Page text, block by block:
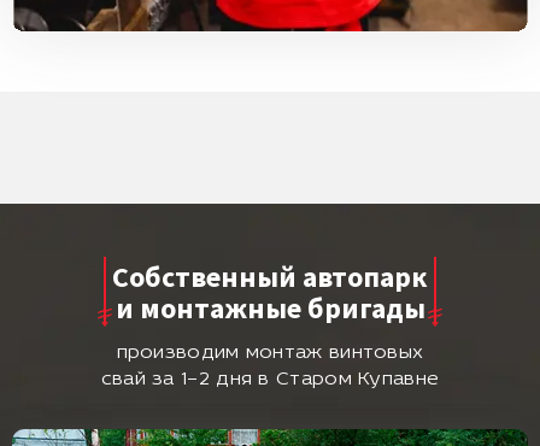
Собственный автопарк
и монтажные бригады
производим монтаж винтовых
свай за 1–2 дня в Старом Купавне